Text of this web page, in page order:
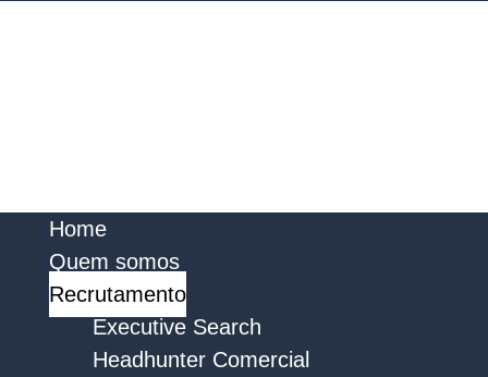
Home
Quem somos
Recrutamento
Executive Search
Headhunter Comercial